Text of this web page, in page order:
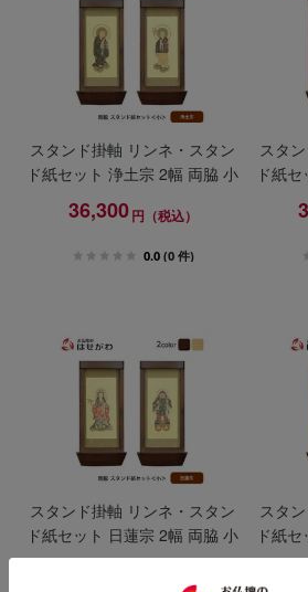
スタンド掛軸 リンネ・スタン
ド紙セット 浄土宗 2幅 両脇 小
36,300円（税込）
0.0 (0 件)
スタ
ド紙
スタンド掛軸 リンネ・スタン
ド紙セット 日蓮宗 2幅 両脇 小
スタ
ド紙